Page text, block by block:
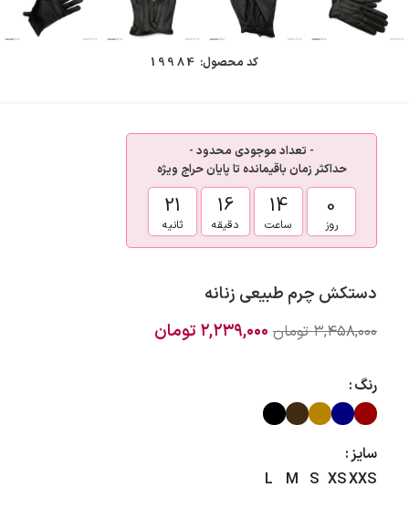
کد محصول: 19984
- تعداد موجودی محدود -
حداکثر زمان باقیمانده تا پایان حراج ویژه
0
روز
14
ساعت
16
دقیقه
21
ثانیه
دستکش چرم طبیعی زنانه
۳,۴۵۸,۰۰۰ تومان ۲,۲۳۹,۰۰۰ تومان
رنگ
سایز
XXS
XS
S
M
L